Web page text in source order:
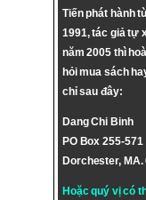
Tiến phát hành
1991, tác giả tự
năm 2005 thì
hỏi mua sách
chỉ sau đây:
Dang Chi Binh
PO Box 255-571
Dorchester, MA.
Hoặc quý vị có